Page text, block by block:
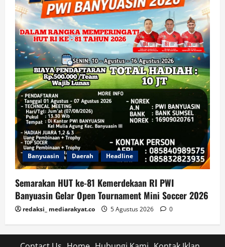
Banyuasin Daerah Headline
Semarakan HUT ke-81 Kemerdekaan RI PWI
Banyuasin Gelar Open Tournament Mini Soccer 2026
redaksi_ mediarakyat.co 5 Agustus 2026 0